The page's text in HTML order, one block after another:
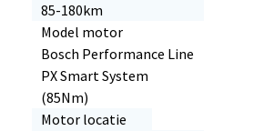
85-180km
Model motor
Bosch Performance Line
PX Smart System
(85Nm)
Motor locatie